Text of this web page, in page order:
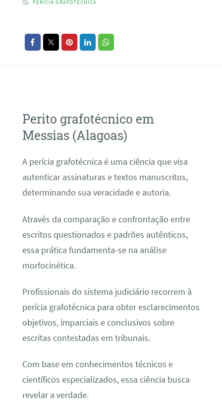
PERÍCIA GRAFOTÉCNICA
Perito grafotécnico em
Messias (Alagoas)
A perícia grafotécnica é uma ciência que visa
autenticar assinaturas e textos manuscritos,
determinando sua veracidade e autoria.
Através da comparação e confrontação entre
escritos questionados e padrões autênticos,
essa prática fundamenta-se na análise
morfocinética.
Profissionais do sistema judiciário recorrem à
perícia grafotécnica para obter esclarecimentos
objetivos, imparciais e conclusivos sobre
escritas contestadas em tribunais.
Com base em conhecimentos técnicos e
científicos especializados, essa ciência busca
revelar a verdade.